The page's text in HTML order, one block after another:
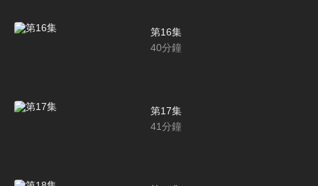
第16集
40分鐘
第17集
41分鐘